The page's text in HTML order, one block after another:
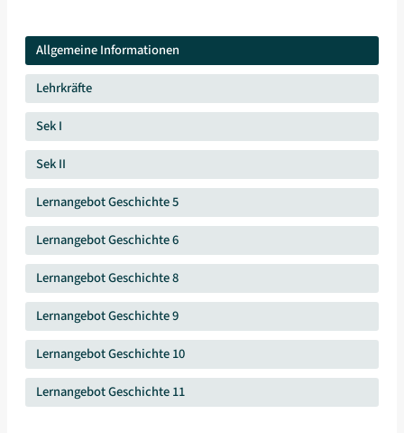
Allgemeine Informationen
Lehrkräfte
Sek I
Sek II
Lernangebot Geschichte 5
Lernangebot Geschichte 6
Lernangebot Geschichte 8
Lernangebot Geschichte 9
Lernangebot Geschichte 10
Lernangebot Geschichte 11